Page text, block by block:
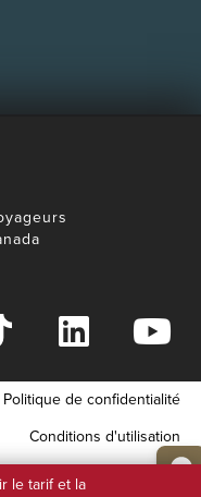
le tarif et la
Politique de confidentialité
Conditions d'utilisation
téléchargement de photos